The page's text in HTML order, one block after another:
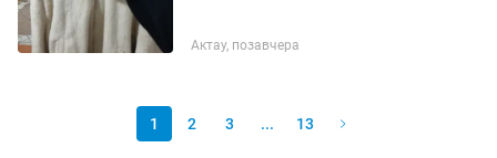
Актау, позавчера
1 2 3 ... 13